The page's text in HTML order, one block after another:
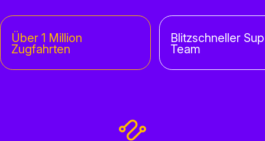
Über 1 Million
Zugfahrten
Blitzschneller
Team